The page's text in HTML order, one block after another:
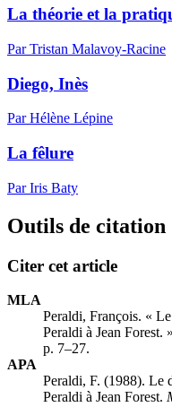
La théorie et la
Par Tristan Malavoy-Racine
Diego, Inès
Par Hélène Lépine
La fêlure
Par Iris Baty
Outils de citation
Citer cet article
MLA
Peraldi, François. «
Peraldi à Jean Forest. »
p. 7–27.
APA
Peraldi, F. (1988). Le
Peraldi à Jean Forest.